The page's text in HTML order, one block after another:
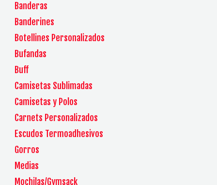
Banderas
Banderines
Botellines Personalizados
Bufandas
Buff
Camisetas Sublimadas
Camisetas y Polos
Carnets Personalizados
Escudos Termoadhesivos
Gorros
Medias
Mochilas/Gymsack